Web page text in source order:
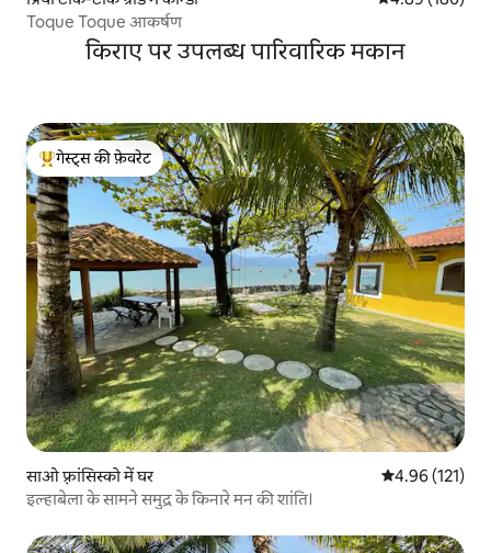
Toque Toque आकर्षण
किराए पर उपलब्ध पारिवारिक मकान
गेस्ट्स का टॉप फ़ेवरेट
गेस्ट्स की फ़ेवरेट
साओ फ़्रांसिस्को में घर औसत रेटिंग 5 में से
4.96 (121)
इल्हाबेला के सामने समुद्र के किनारे मन की शांति।